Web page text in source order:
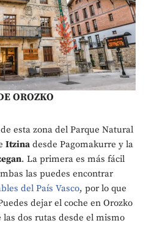
OROZKO
esta zona del Parque Natural
Itzina desde Pagomakurre y la
. La primera es más fácil
las puedes encontrar
del País Vasco, por lo que
dejar el coche en Orozko
dos rutas desde el mismo